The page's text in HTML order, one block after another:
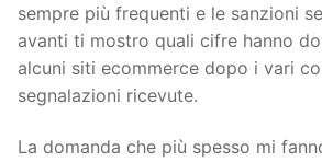
sempre più frequenti e le sanzioni
avanti ti mostro quali cifre hanno
alcuni siti ecommerce dopo i vari
segnalazioni ricevute.
La domanda che più spesso mi